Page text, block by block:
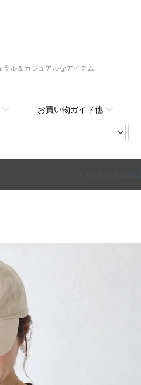
ル＆カジュアルなアイテム
お買い物ガイド他